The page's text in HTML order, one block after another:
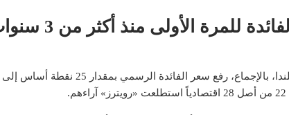
نيوزيلندا ترفع